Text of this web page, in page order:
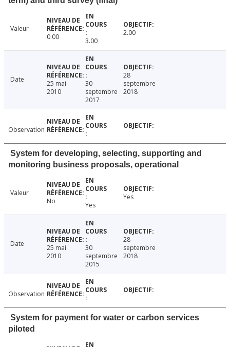
Valeur
0.00
3.00
2.00
Date
25 mai
2010
30
septembre
2017
28
septembre
2018
Observation
System for developing, selecting, supporting and
monitoring business proposals, operational
Valeur
No
Yes
Yes
Date
25 mai
2010
30
septembre
2015
28
septembre
2018
Observation
System for payment for water or carbon services
piloted